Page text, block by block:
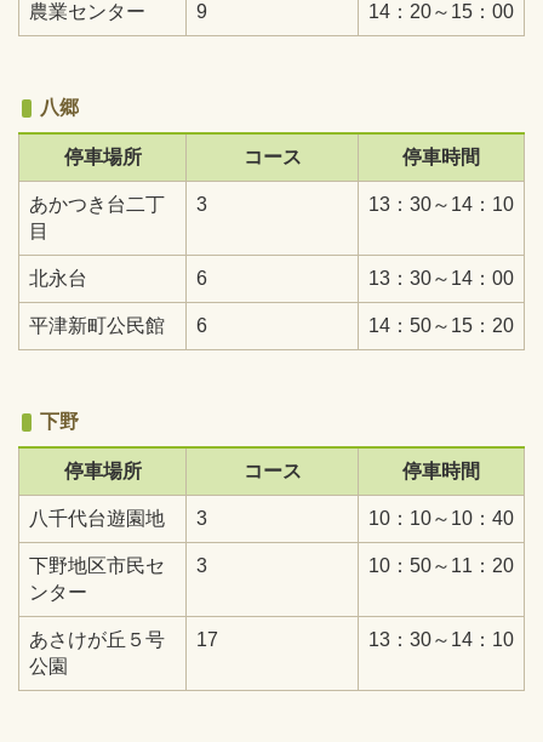
農業センター 9 14：20～15：00
八郷
停車場所 コース 停車時間
あかつき台二丁
目
3 13：30～14：10
北永台 6 13：30～14：00
平津新町公民館 6 14：50～15：20
下野
停車場所 コース 停車時間
八千代台遊園地 3 10：10～10：40
下野地区市民セ
ンター
3 10：50～11：20
あさけが丘５号
公園
17 13：30～14：10